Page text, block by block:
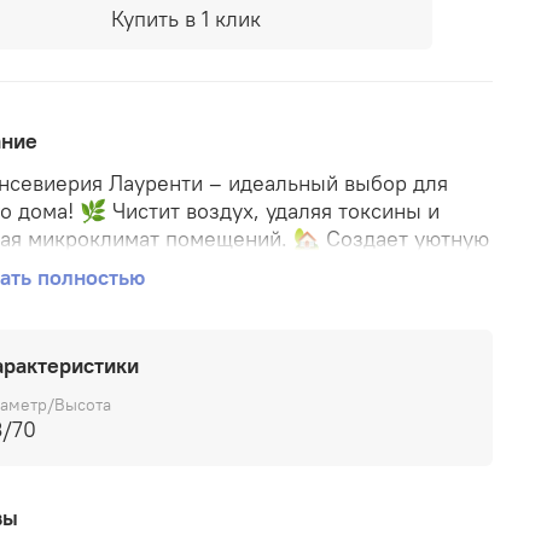
Купить в 1 клик
Лауренти – идеальный выбор для
дома! 🌿 Чистит воздух, удаляя токсины и
микроклимат помещений. 🏡 Создает уютную
и наполняет интерьер природной красотой
хлопот. ⚖️ Не требует постоянного ухода
близким больше здоровья и комфорта с этим
растением!
полностью
Высота
70